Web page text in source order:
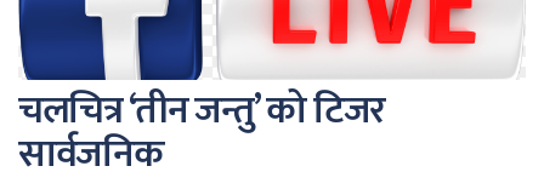
चलचित्र ‘तीन जन्तु’ को टिजर
सार्वजनिक